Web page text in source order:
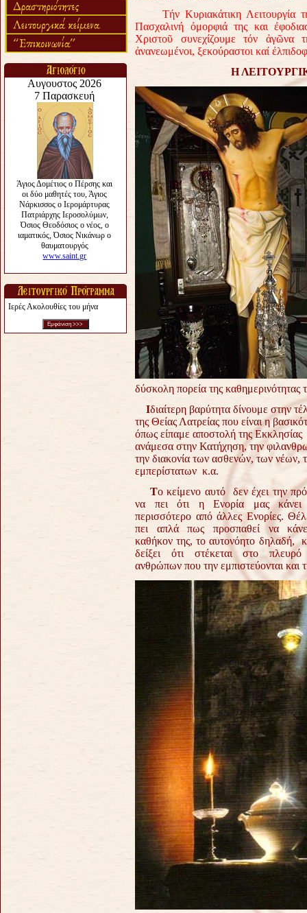
Ιερές Ακολουθίες του μήνα
Τήν Κυριακάτικη Λειτουργία
Πασχαλινή ὀμορφιά της και
Χριστοῦ συνεχίζουμε τόν ἀγῶνα
ἀνανεωμένοι, ξεκούραστοι καί
Η
δύσκολη πορεία της καθημερινότητας
Ιδιαίτερη βαρύτητα δίνουμε στην
της Θείας Λατρείας που είναι η
όπως είπαμε αποστολή της Εκκλησίας
ανάμεσα στην Κατήχηση, την
την διακονία των ασθενών, των νέων,
εμπερίστατων κ.α.
Το κείμενο αυτό δεν έχει την
να πει ότι η Ενορία μας κάνει
περισσότερο από άλλες Ενορίες.
πει απλά πως προσπαθεί να
καθήκον της, το αυτονόητο δηλαδή,
δείξει ότι στέκεται στο
ανθρώπων που την εμπιστεύονται και